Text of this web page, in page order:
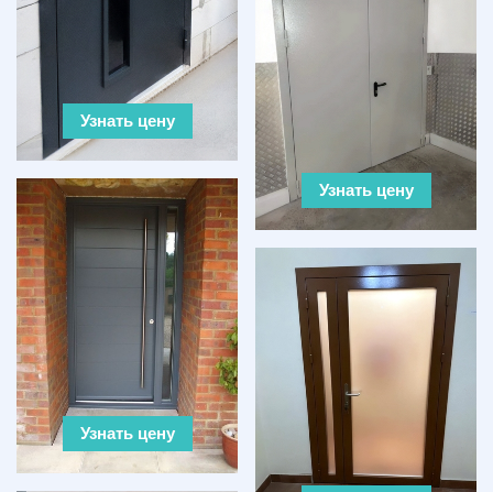
Узнать цену
Узнать цену
Узнать цену